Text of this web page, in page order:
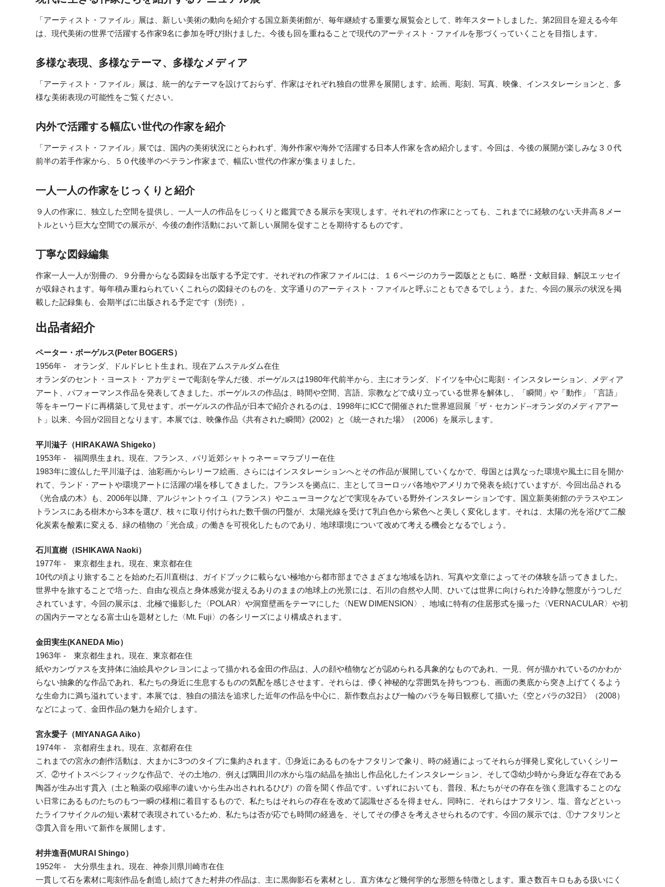
「アーティスト・ファイル」展は、新しい美術の動向を紹介する国立新美術館が、毎年継続する重要な展覧会として、昨年スタートしました。第2回目を迎える今年
は、現代美術の世界で活躍する作家9名に参加を呼び掛けました。今後も回を重ねることで現代のアーティスト・ファイルを形づくっていくことを目指します。
多様な表現、多様なテーマ、多様なメディア
「アーティスト・ファイル」展は、統一的なテーマを設けておらず、作家はそれぞれ独自の世界を展開します。絵画、彫刻、写真、映像、インスタレーションと、多
様な美術表現の可能性をご覧ください。
内外で活躍する幅広い世代の作家を紹介
「アーティスト・ファイル」展では、国内の美術状況にとらわれず、海外作家や海外で活躍する日本人作家を含め紹介します。今回は、今後の展開が楽しみな３０代
前半の若手作家から、５０代後半のベテラン作家まで、幅広い世代の作家が集まりました。
一人一人の作家をじっくりと紹介
９人の作家に、独立した空間を提供し、一人一人の作品をじっくりと鑑賞できる展示を実現します。それぞれの作家にとっても、これまでに経験のない天井高８メー
トルという巨大な空間での展示が、今後の創作活動において新しい展開を促すことを期待するものです。
丁寧な図録編集
作家一人一人が別冊の、９分冊からなる図録を出版する予定です。それぞれの作家ファイルには、１６ページのカラー図版とともに、略歴・文献目録、解説エッセイ
が収録されます。毎年積み重ねられていくこれらの図録そのものを、文字通りのアーティスト・ファイルと呼ぶこともできるでしょう。また、今回の展示の状況を掲
載した記録集も、会期半ばに出版される予定です（別売）。
出品者紹介
ペーター・ボーゲルス(Peter BOGERS）
1956年 - オランダ、ドルドレヒト生まれ。現在アムステルダム在住
オランダのセント・ヨースト・アカデミーで彫刻を学んだ後、ボーゲルスは1980年代前半から、主にオランダ、ドイツを中心に彫刻・インスタレーション、メディア
アート、パフォーマンス作品を発表してきました。ボーゲルスの作品は、時間や空間、言語、宗教などで成り立っている世界を解体し、「瞬間」や「動作」「言語」
等をキーワードに再構築して見せます。ボーゲルスの作品が日本で紹介されるのは、1998年にICCで開催された世界巡回展「ザ・セカンド--オランダのメディアアー
ト」以来、今回が2回目となります。本展では、映像作品《共有された瞬間》(2002）と《統一された場》（2006）を展示します。
平川滋子（HIRAKAWA Shigeko）
1953年 - 福岡県生まれ。現在、フランス、パリ近郊シャトゥネー＝マラブリー在住
1983年に渡仏した平川滋子は、油彩画からレリーフ絵画、さらにはインスタレーションへとその作品が展開していくなかで、母国とは異なった環境や風土に目を開か
れて、ランド・アートや環境アートに活躍の場を移してきました。フランスを拠点に、主としてヨーロッパ各地やアメリカで発表を続けていますが、今回出品される
《光合成の木》も、2006年以降、アルジャントゥイユ（フランス）やニューヨークなどで実現をみている野外インスタレーションです。国立新美術館のテラスやエン
トランスにある樹木から3本を選び、枝々に取り付けられた数千個の円盤が、太陽光線を受けて乳白色から紫色へと美しく変化します。それは、太陽の光を浴びて二酸
化炭素を酸素に変える、緑の植物の「光合成」の働きを可視化したものであり、地球環境について改めて考える機会となるでしょう。
石川直樹（ISHIKAWA Naoki）
1977年 - 東京都生まれ。現在、東京都在住
10代の頃より旅することを始めた石川直樹は、ガイドブックに載らない極地から都市部までさまざまな地域を訪れ、写真や文章によってその体験を語ってきました。
世界中を旅することで培った、自由な視点と身体感覚が捉えるありのままの地球上の光景には、石川の自然や人間、ひいては世界に向けられた冷静な態度がうつしだ
されています。今回の展示は、北極で撮影した〈POLAR〉や洞窟壁画をテーマにした〈NEW DIMENSION〉、地域に特有の住居形式を撮った〈VERNACULAR〉や初
の国内テーマとなる富士山を題材とした〈Mt. Fuji〉の各シリーズにより構成されます。
金田実生(KANEDA Mio）
1963年 - 東京都生まれ。現在、東京都在住
紙やカンヴァスを支持体に油絵具やクレヨンによって描かれる金田の作品は、人の顔や植物などが認められる具象的なものであれ、一見、何が描かれているのかわか
らない抽象的な作品であれ、私たちの身近に生息するものの気配を感じさせます。それらは、儚く神秘的な雰囲気を持ちつつも、画面の奥底から突き上げてくるよう
な生命力に満ち溢れています。本展では、独自の描法を追求した近年の作品を中心に、新作数点および一輪のバラを毎日観察して描いた《空とバラの32日》（2008）
などによって、金田作品の魅力を紹介します。
宮永愛子（MIYANAGA Aiko）
1974年 - 京都府生まれ。現在、京都府在住
これまでの宮永の創作活動は、大まかに3つのタイプに集約されます。①身近にあるものをナフタリンで象り、時の経過によってそれらが揮発し変化していくシリー
ズ、②サイトスペシフィックな作品で、その土地の、例えば隅田川の水から塩の結晶を抽出し作品化したインスタレーション、そして③幼少時から身近な存在である
陶器が生み出す貫入（土と釉薬の収縮率の違いから生み出されれるひび）の音を聞く作品です。いずれにおいても、普段、私たちがその存在を強く意識することのな
い日常にあるものたちのもつ一瞬の様相に着目するもので、私たちはそれらの存在を改めて認識せざるを得ません。同時に、それらはナフタリン、塩、音などといっ
たライフサイクルの短い素材で表現されているため、私たちは否が応でも時間の経過を、そしてその儚さを考えさせられるのです。今回の展示では、①ナフタリンと
③貫入音を用いて新作を展開します。
村井進吾(MURAI Shingo）
1952年 - 大分県生まれ。現在、神奈川県川崎市在住
一貫して石を素材に彫刻作品を創造し続けてきた村井の作品は、主に黒御影石を素材とし、直方体など幾何学的な形態を特徴とします。重さ数百キロもある扱いにく